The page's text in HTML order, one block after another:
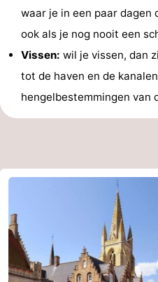
Oostende
-
Westende
-
Koksijde
-
De
Panne
-
Natuur
Westhoek
Weer
Contact
waar je in een paar dagen
ook als je nog nooit een
Vissen: wil je vissen, dan
tot de haven en de
hengelbestemmingen van